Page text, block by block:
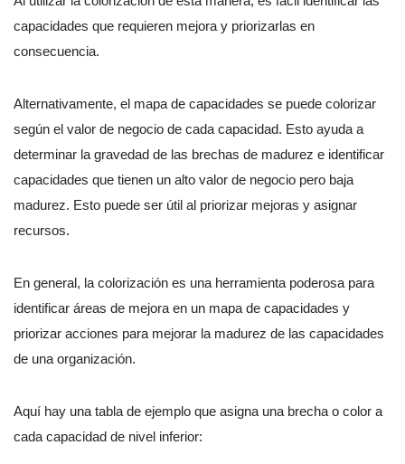
capacidades que requieren mejora y priorizarlas en
consecuencia.
Alternativamente, el mapa de capacidades se puede colorizar
según el valor de negocio de cada capacidad. Esto ayuda a
determinar la gravedad de las brechas de madurez e identificar
capacidades que tienen un alto valor de negocio pero baja
madurez. Esto puede ser útil al priorizar mejoras y asignar
recursos.
En general, la colorización es una herramienta poderosa para
identificar áreas de mejora en un mapa de capacidades y
priorizar acciones para mejorar la madurez de las capacidades
de una organización.
Aquí hay una tabla de ejemplo que asigna una brecha o color a
cada capacidad de nivel inferior: